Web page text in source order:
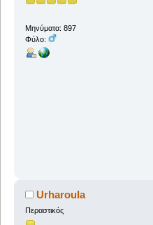
Μηνύματα: 897
Φύλο:
Urharoula
Περαστικός